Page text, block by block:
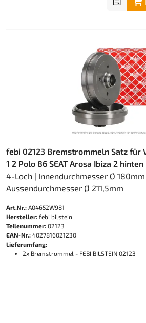
febi 02123 Bremstrommeln Satz für
1 2 Polo 86 SEAT Arosa Ibiza 2 hinten
4-Loch | Innendurchmesser Ø 180mm
Aussendurchmesser Ø 211,5mm
Art.Nr.: A04652W981
Hersteller: febi bilstein
Teilenummer: 02123
EAN-Nr.: 4027816021230
Lieferumfang:
2x Bremstrommel - FEBI BILSTEIN 02123